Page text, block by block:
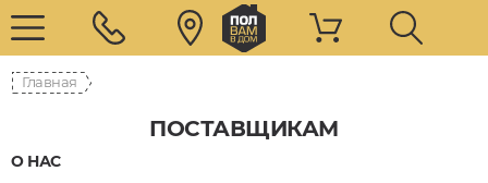
Главная
ПОСТАВЩИКАМ
О НАС